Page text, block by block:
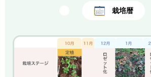
栽培暦